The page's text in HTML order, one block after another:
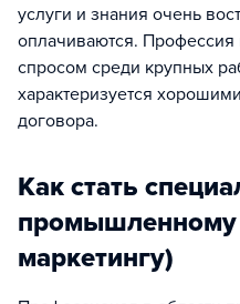
услуги и знания очень
оплачиваются. Профессия
спросом среди крупных
характеризуется
договора.
Как стать
промышленному
маркетингу)